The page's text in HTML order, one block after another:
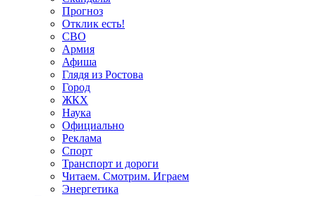
Прогноз
Отклик есть!
СВО
Армия
Афиша
Глядя из Ростова
Город
ЖКХ
Наука
Официально
Реклама
Спорт
Транспорт и дороги
Читаем. Смотрим. Играем
Энергетика